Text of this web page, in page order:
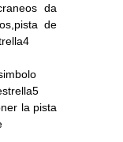
da
de
la pista